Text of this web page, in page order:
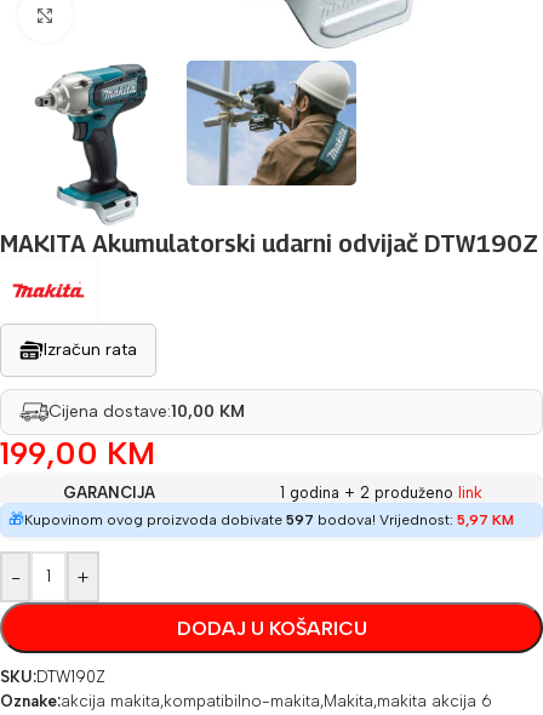
MAKITA Akumulatorski udarni odvijač DTW190Z
Izračun rata
Cijena dostave:10,00 KM
199,00 KM
GARANCIJA 1 godina + 2 produženo link
🎁Kupovinom ovog proizvoda dobivate 597 bodova! Vrijednost: 5,97 KM
- +
DODAJ U KOŠARICU
SKU:DTW190Z
Oznake:akcija makita,kompatibilno-makita,Makita,makita akcija 6